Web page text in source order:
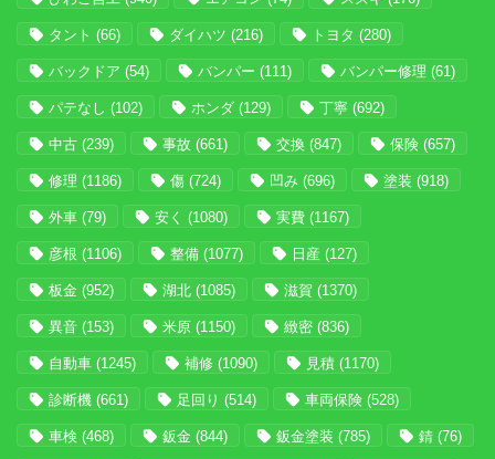
タント (66) ダイハツ (216) トヨタ (280)
バックドア (54) バンパー (111) バンパー修理 (61)
パテなし (102) ホンダ (129) 丁寧 (692)
中古 (239) 事故 (661) 交換 (847) 保険 (657)
修理 (1186) 傷 (724) 凹み (696) 塗装 (918)
外車 (79) 安く (1080) 実費 (1167)
彦根 (1106) 整備 (1077) 日産 (127)
板金 (952) 湖北 (1085) 滋賀 (1370)
異音 (153) 米原 (1150) 緻密 (836)
自動車 (1245) 補修 (1090) 見積 (1170)
診断機 (661) 足回り (514) 車両保険 (528)
車検 (468) 鈑金 (844) 鈑金塗装 (785) 錆 (76)